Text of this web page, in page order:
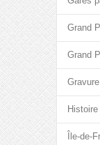
Grand
Grand
Gravure
Histoire
Île-de-